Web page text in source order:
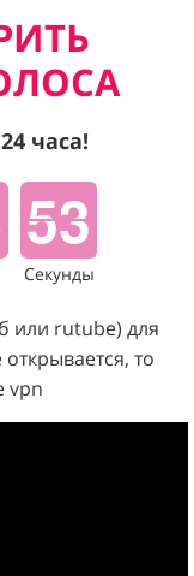
часа!
52
Секунды
или rutube) для
то
vpn